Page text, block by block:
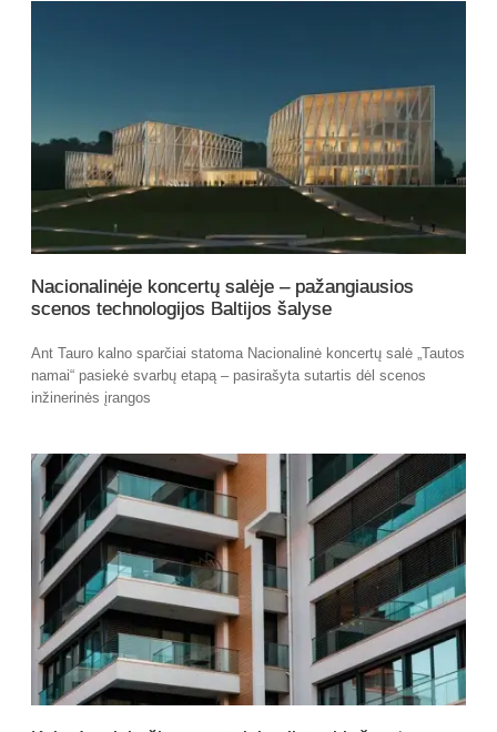
Nacionalinėje koncertų salėje – pažangiausios
scenos technologijos Baltijos šalyse
Ant Tauro kalno sparčiai statoma Nacionalinė koncertų salė „Tautos
namai“ pasiekė svarbų etapą – pasirašyta sutartis dėl scenos
inžinerinės įrangos